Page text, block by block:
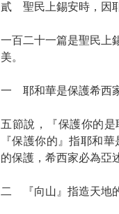
貳 聖民上錫安時，因
一百二十一篇是聖民上
美。
一 耶和華是保護希西
五節說，『保護你的
『保護你的』指耶和
的保護，希西家必為亞
二 『向山』指造天地